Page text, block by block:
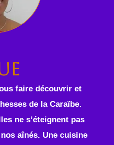
faire découvrir et
de la Caraïbe.
ne s’éteignent pas
aînés. Une cuisine